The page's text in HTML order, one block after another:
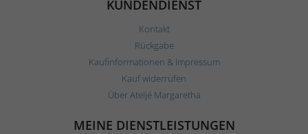
KUNDENDIENST
Kontakt
Rückgabe
Kaufinformationen & Impressum
Kauf widerrufen
Über Ateljé Margaretha
MEINE DIENSTLEISTUNGEN